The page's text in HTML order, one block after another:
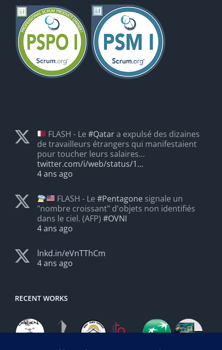
FLASH - Le#Qatara expulsé des dizaines
de travailleurs étrangers qui manifestaient
pour toucher leurs salaires…
twitter.com/i/web/status/1…
4 ans ago
FLASH - Le#Pentagone signale un
"nombre croissant" d'objets non identifiés
dans le ciel. (AFP) #OVNI
4 ans ago
lnkd.in/eVnTThCm
4 ans ago
RECENT WORKS